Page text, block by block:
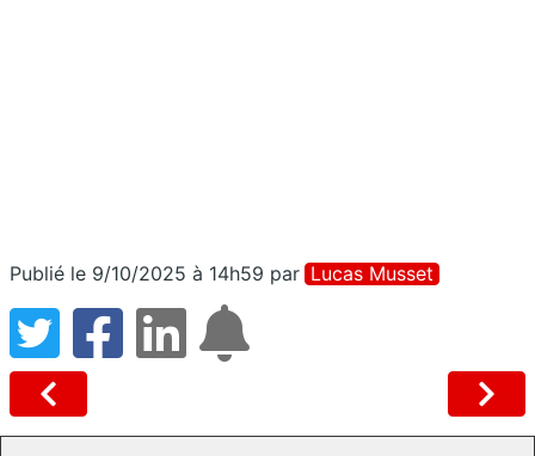
Publié le 9/10/2025 à 14h59 par Lucas Musset